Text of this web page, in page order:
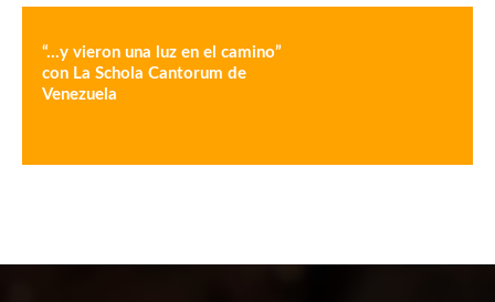
“…y vieron una luz en el camino”
con La Schola Cantorum de
Venezuela